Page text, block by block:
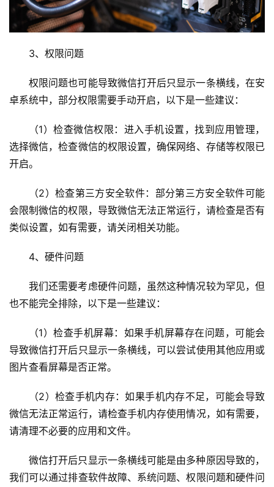
术
教
D
N
网
维
n
u
维
3、权限问题
权限问题也可能导致微信打开后只显示一条横线，在安
卓系统中，部分权限需要手动开启，以下是一些建议：
（1）检查微信权限：进入手机设置，找到应用管理，
选择微信，检查微信的权限设置，确保网络、存储等权限已
开启。
（2）检查第三方安全软件：部分第三方安全软件可能
会限制微信的权限，导致微信无法正常运行，请检查是否有
类似设置，如有需要，请关闭相关功能。
4、硬件问题
我们还需要考虑硬件问题，虽然这种情况较为罕见，但
也不能完全排除，以下是一些建议：
（1）检查手机屏幕：如果手机屏幕存在问题，可能会
导致微信打开后只显示一条横线，可以尝试使用其他应用或
图片查看屏幕是否正常。
（2）检查手机内存：如果手机内存不足，可能会导致
微信无法正常运行，请检查手机内存使用情况，如有需要，
请清理不必要的应用和文件。
微信打开后只显示一条横线可能是由多种原因导致的，
我们可以通过排查软件故障、系统问题、权限问题和硬件问